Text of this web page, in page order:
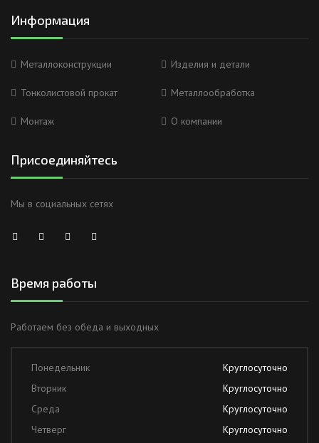
Информация
Металлоконструкции Изделия и детали
Тонколистовой прокат Металлообработка
Монтаж О компании
Присоединяйтесь
Мы в социальных сетях
Время работы
Работаем без обеда и выходных
Понедельник
Круглосуточно
Вторник
Круглосуточно
Среда
Круглосуточно
Четверг
Круглосуточно